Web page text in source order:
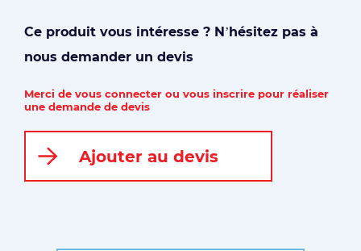
Ce produit vous intéresse ? N’hésitez pas à
nous demander un devis
Merci de vous connecter ou vous inscrire pour réaliser
une demande de devis
Ajouter au devis